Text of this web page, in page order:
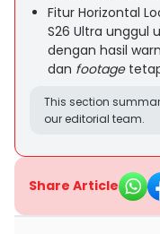
Fitur Horizontal
S26 Ultra unggul
dengan hasil
dan footage
This section
our editorial team.
Share Article